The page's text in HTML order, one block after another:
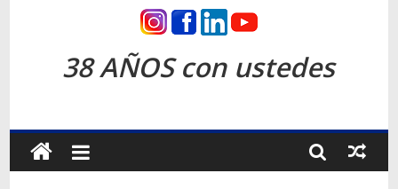
Revista
Transporte
Terrestre
38 AÑOS con ustedes